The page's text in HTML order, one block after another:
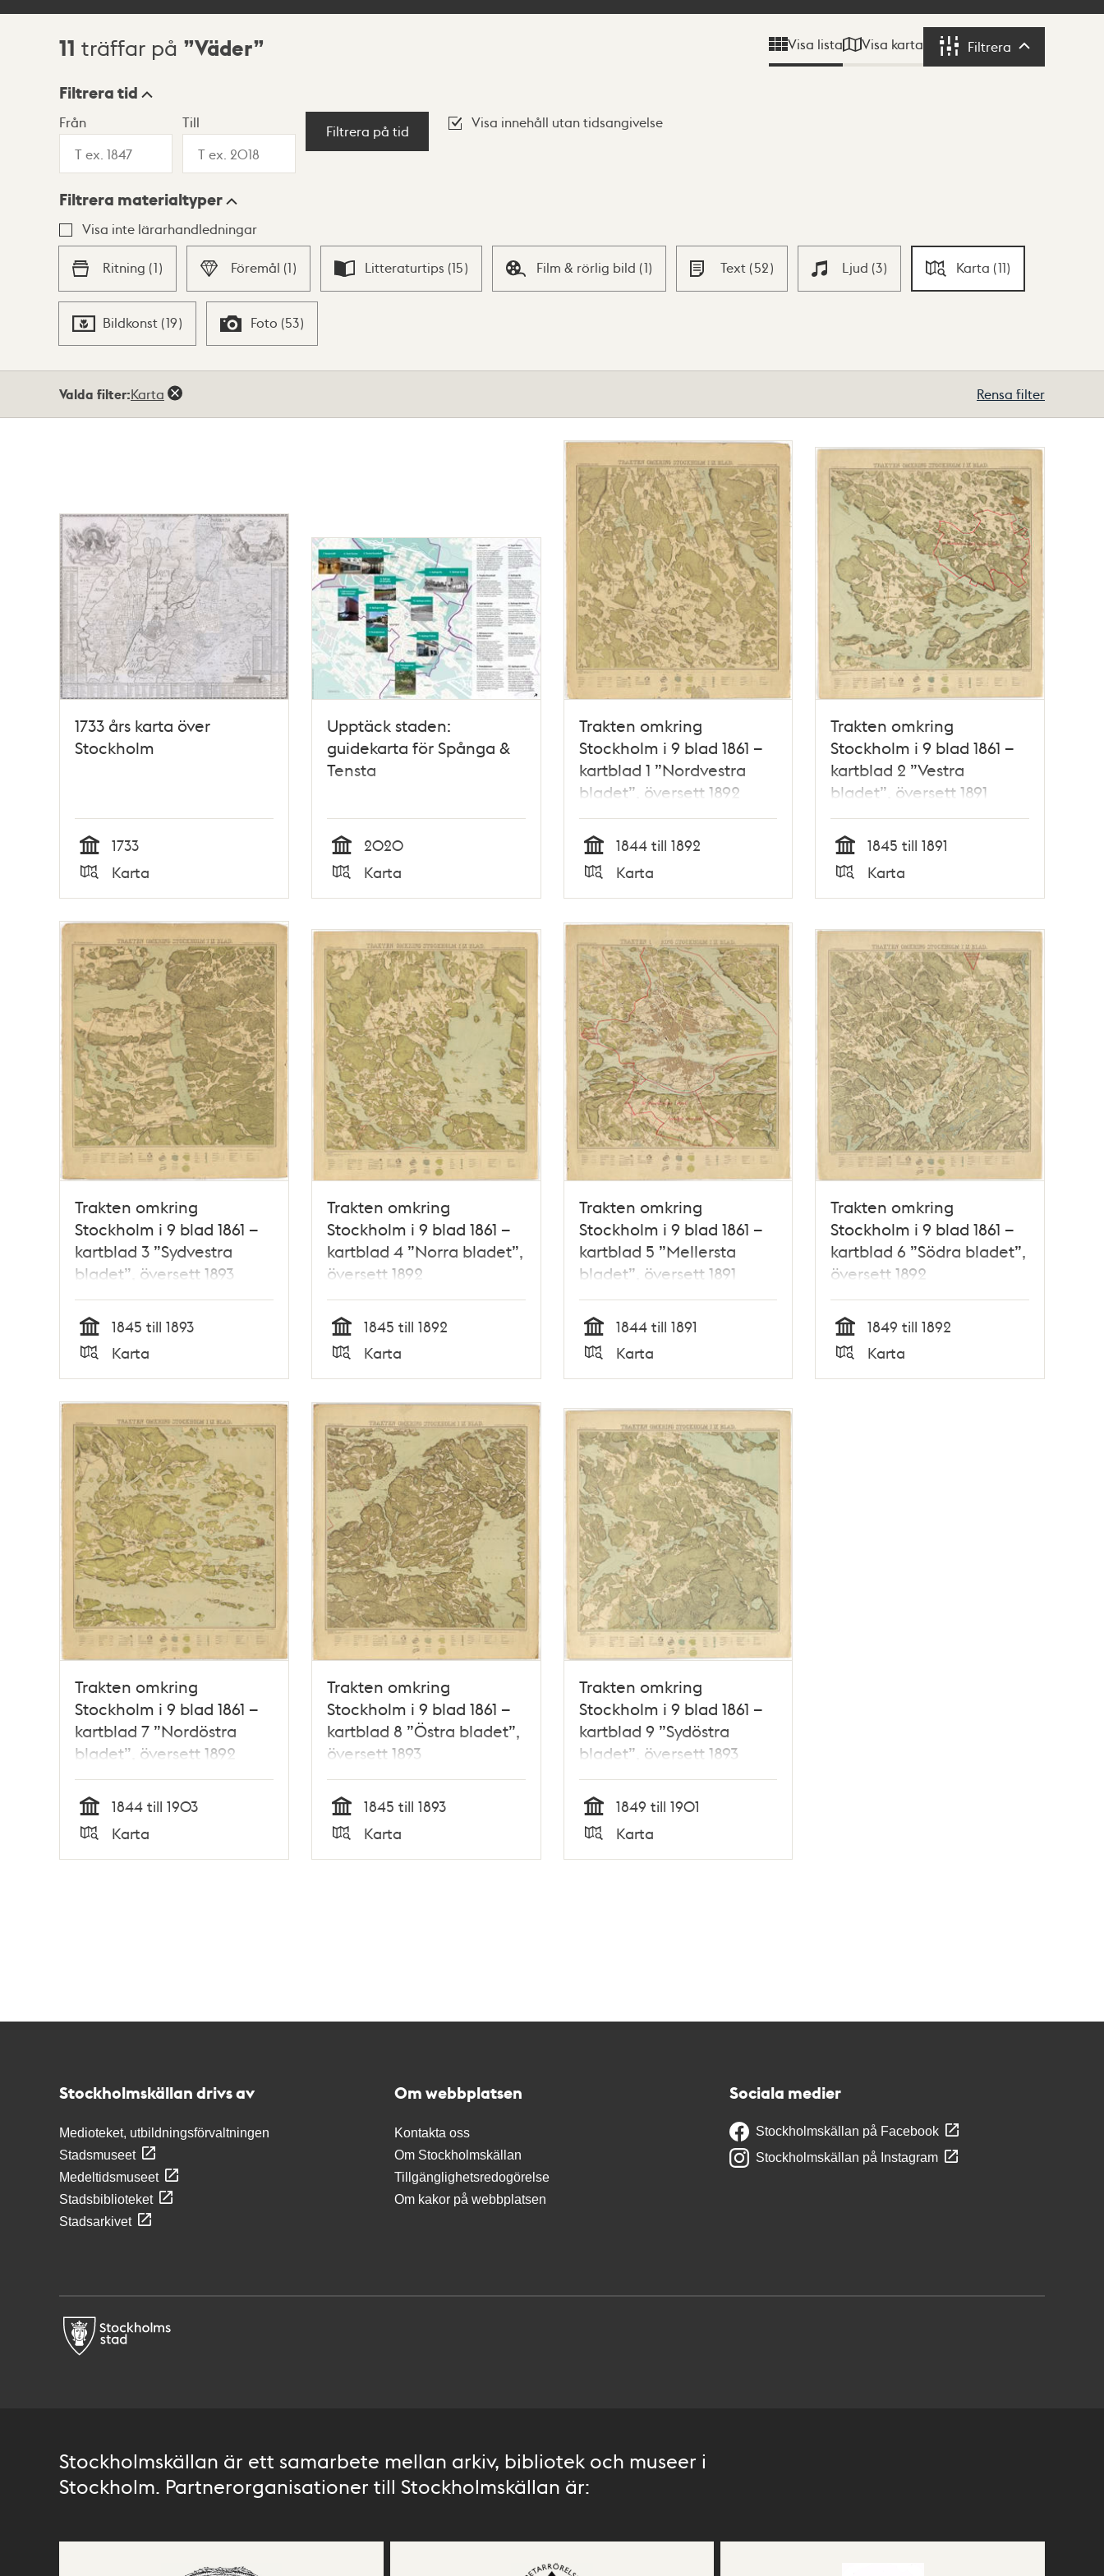
Sökresultat
11 träffar på Väder Visa lista Visa karta Filtrera Filtrera
Visningsläge
Lista Karta
Filtrera tid
Från Till
Filtrera på tid
Visa innehåll utan tidsangivelse
Filtrera materialtyper
Visa inte lärarhandledningar
Ritning (1) Föremål (1) Litteraturtips (15) Film & rörlig bild (1) Text (52) Ljud (3) Karta (11)
Bildkonst (19) Foto (53)
Valda filter:Karta Rensa filter
1733 års karta över
Stockholm
Tid
1733
Karta
Upptäck staden:
guidekarta för Spånga &
Tensta
Tid
2020
Karta
Trakten omkring
Stockholm i 9 blad 1861 –
kartblad 1 ”Nordvestra
bladet”, översett 1892
Tid
1844 till 1892
Karta
Trakten omkring
Stockholm i 9 blad 1861 –
kartblad 2 ”Vestra
bladet”, översett 1891
Tid
1845 till 1891
Karta
Trakten omkring
Stockholm i 9 blad 1861 –
kartblad 3 ”Sydvestra
bladet”, översett 1893
Tid
1845 till 1893
Typ
Karta
Trakten omkring
Stockholm i 9 blad 1861 –
kartblad 4 ”Norra bladet”,
översett 1892
Tid
1845 till 1892
Typ
Karta
Trakten omkring
Stockholm i 9 blad 1861 –
kartblad 5 ”Mellersta
bladet”, översett 1891
Tid
1844 till 1891
Typ
Karta
Trakten omkring
Stockholm i 9 blad 1861 –
kartblad 6 ”Södra bladet”,
översett 1892
Tid
1849 till 1892
Typ
Karta
Trakten omkring
Stockholm i 9 blad 1861 –
kartblad 7 ”Nordöstra
bladet”, översett 1892
Tid
1844 till 1903
Karta
Trakten omkring
Stockholm i 9 blad 1861 –
kartblad 8 ”Östra bladet”,
översett 1893
Tid
1845 till 1893
Karta
Trakten omkring
Stockholm i 9 blad 1861 –
kartblad 9 ”Sydöstra
bladet”, översett 1893
Tid
1849 till 1901
Karta
Stockholmskällan drivs av
Medioteket, utbildningsförvaltningen
Stadsmuseet
Medeltidsmuseet
Stadsbiblioteket
Stadsarkivet
Om webbplatsen
Kontakta oss
Om Stockholmskällan
Tillgänglighetsredogörelse
Om kakor på webbplatsen
Sociala medier
Stockholmskällan på Facebook
Stockholmskällan på Instagram
Stockholmskällan är ett samarbete mellan arkiv, bibliotek och museer i
Stockholm. Partnerorganisationer till Stockholmskällan är: